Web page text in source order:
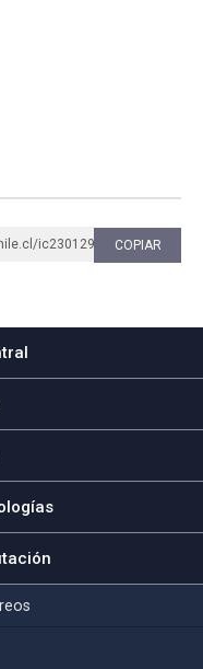
ic230129 COPIAR